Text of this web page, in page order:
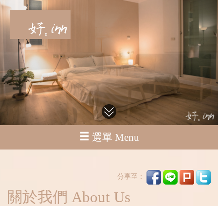
選單 Menu
分享至：
關於我們 About Us